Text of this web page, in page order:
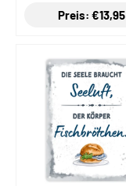
Preis: €13,95